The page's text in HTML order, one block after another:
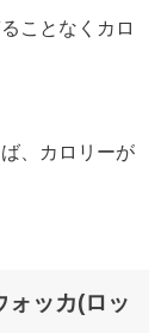
ことなくカロ
、カロリーが
ォッカ(ロッ